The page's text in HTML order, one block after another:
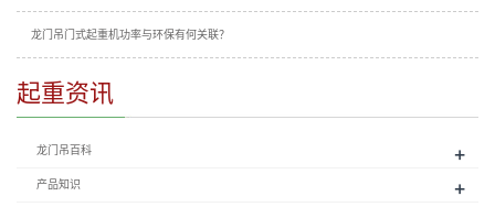
龙门吊门式起重机功率与环保有何关联？
起重资讯
龙门吊百科 +
产品知识 +